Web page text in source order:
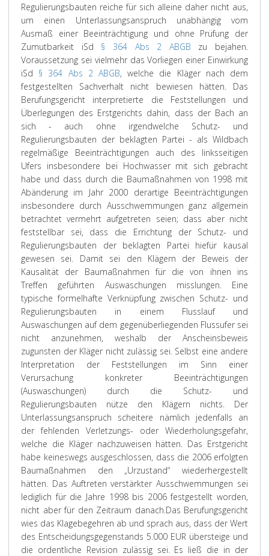
Regulierungsbauten reiche für sich alleine daher nicht aus,
um einen Unterlassungsanspruch unabhängig vom
Ausmaß einer Beeinträchtigung und ohne Prüfung der
Zumutbarkeit iSd § 364 Abs 2 ABGB zu bejahen.
Voraussetzung sei vielmehr das Vorliegen einer Einwirkung
iSd § 364 Abs 2 ABGB, welche die Kläger nach dem
festgestellten Sachverhalt nicht bewiesen hätten. Das
Berufungsgericht interpretierte die Feststellungen und
Überlegungen des Erstgerichts dahin, dass der Bach an
sich - auch ohne irgendwelche Schutz- und
Regulierungsbauten der beklagten Partei - als Wildbach
regelmäßige Beeinträchtigungen auch des linksseitigen
Ufers insbesondere bei Hochwasser mit sich gebracht
habe und dass durch die Baumaßnahmen von 1998 mit
Abänderung im Jahr 2000 derartige Beeinträchtigungen
insbesondere durch Ausschwemmungen ganz allgemein
betrachtet vermehrt aufgetreten seien; dass aber nicht
feststellbar sei, dass die Errichtung der Schutz- und
Regulierungsbauten der beklagten Partei hiefür kausal
gewesen sei. Damit sei den Klägern der Beweis der
Kausalität der Baumaßnahmen für die von ihnen ins
Treffen geführten Auswaschungen misslungen. Eine
typische formelhafte Verknüpfung zwischen Schutz- und
Regulierungsbauten in einem Flusslauf und
Auswaschungen auf dem gegenüberliegenden Flussufer sei
nicht anzunehmen, weshalb der Anscheinsbeweis
zugunsten der Kläger nicht zulässig sei. Selbst eine andere
Interpretation der Feststellungen im Sinn einer
Verursachung konkreter Beeinträchtigungen
(Auswaschungen) durch die Schutz- und
Regulierungsbauten nütze den Klägern nichts. Der
Unterlassungsanspruch scheitere nämlich jedenfalls an
der fehlenden Verletzungs- oder Wiederholungsgefahr,
welche die Kläger nachzuweisen hätten. Das Erstgericht
habe keineswegs ausgeschlossen, dass die 2006 erfolgten
Baumaßnahmen den „Urzustand“ wiederhergestellt
hätten. Das Auftreten verstärkter Ausschwemmungen sei
lediglich für die Jahre 1998 bis 2006 festgestellt worden,
nicht aber für den Zeitraum danach.Das Berufungsgericht
wies das Klagebegehren ab und sprach aus, dass der Wert
des Entscheidungsgegenstands 5.000 EUR übersteige und
die ordentliche Revision zulässig sei. Es ließ die in der